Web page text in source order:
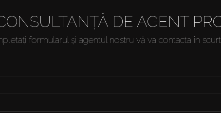
DE AGENT
formularul și agentul nostru vă va contacta în